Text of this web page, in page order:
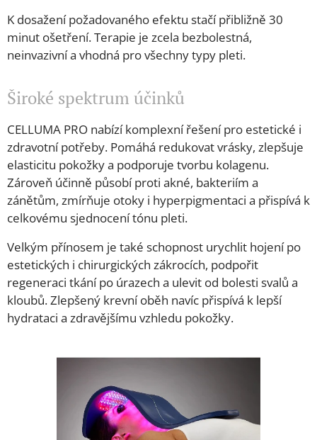
K dosažení požadovaného efektu stačí přibližně 30
minut ošetření. Terapie je zcela bezbolestná,
neinvazivní a vhodná pro všechny typy pleti.
Široké spektrum účinků
CELLUMA PRO nabízí komplexní řešení pro estetické i
zdravotní potřeby. Pomáhá redukovat vrásky, zlepšuje
elasticitu pokožky a podporuje tvorbu kolagenu.
Zároveň účinně působí proti akné, bakteriím a
zánětům, zmírňuje otoky i hyperpigmentaci a přispívá k
celkovému sjednocení tónu pleti.
Velkým přínosem je také schopnost urychlit hojení po
estetických i chirurgických zákrocích, podpořit
regeneraci tkání po úrazech a ulevit od bolesti svalů a
kloubů. Zlepšený krevní oběh navíc přispívá k lepší
hydrataci a zdravějšímu vzhledu pokožky.